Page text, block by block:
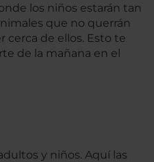
los niños estarán tan
que no querrán
cerca de ellos. Esto te
de la mañana en el
y niños. Aquí las